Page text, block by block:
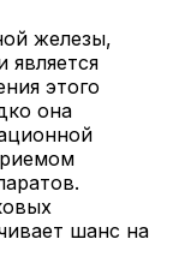
железы,
является
этого
она
шанс на